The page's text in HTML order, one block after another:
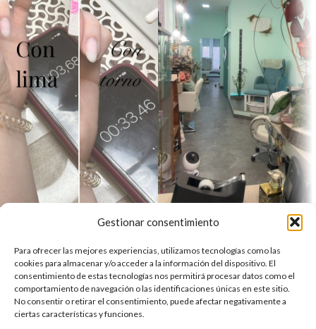
Gestionar consentimiento
Para ofrecer las mejores experiencias, utilizamos tecnologías como las
cookies para almacenar y/o acceder a la información del dispositivo. El
consentimiento de estas tecnologías nos permitirá procesar datos como el
comportamiento de navegación o las identificaciones únicas en este sitio.
No consentir o retirar el consentimiento, puede afectar negativamente a
ciertas características y funciones.
Tienda Online del mejor centro de estética de Valladolid
C. Dos de Mayo, 21, 47004 Valladolid
Teléfono: 683 113 415
Reservar